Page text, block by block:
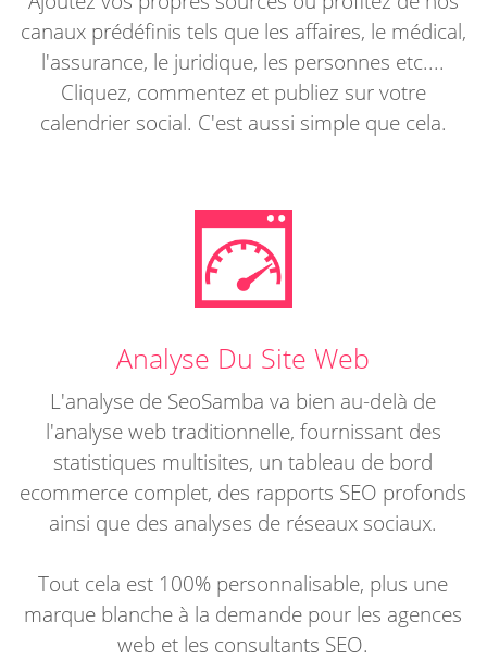
canaux prédéfinis tels que les affaires, le médical,
l'assurance, le juridique, les personnes etc....
Cliquez, commentez et publiez sur votre
calendrier social. C'est aussi simple que cela.
Analyse Du Site Web
L'analyse de SeoSamba va bien au-delà de
l'analyse web traditionnelle, fournissant des
statistiques multisites, un tableau de bord
ecommerce complet, des rapports SEO profonds
ainsi que des analyses de réseaux sociaux.
Tout cela est 100% personnalisable, plus une
marque blanche à la demande pour les agences
web et les consultants SEO.